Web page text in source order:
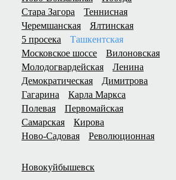
Стара Загора
Теннисная
Черемшанская
Ялтинская
5 просека
Ташкентская
Московское шоссе
Вилоновская
Молодогвардейская
Ленина
Демократическая
Димитрова
Гагарина
Карла Маркса
Полевая
Первомайская
Самарская
Кирова
Ново-Садовая
Революционная
Новокуйбышевск